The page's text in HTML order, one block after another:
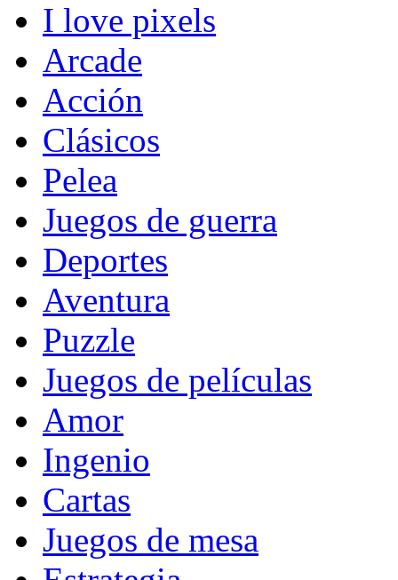
I love pixels
Arcade
Acción
Clásicos
Pelea
Juegos de guerra
Deportes
Aventura
Puzzle
Juegos de películas
Amor
Ingenio
Cartas
Juegos de mesa